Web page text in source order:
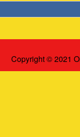
Copyright © 2021